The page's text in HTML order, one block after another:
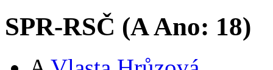
SPR-RSČ (AAno: 18)